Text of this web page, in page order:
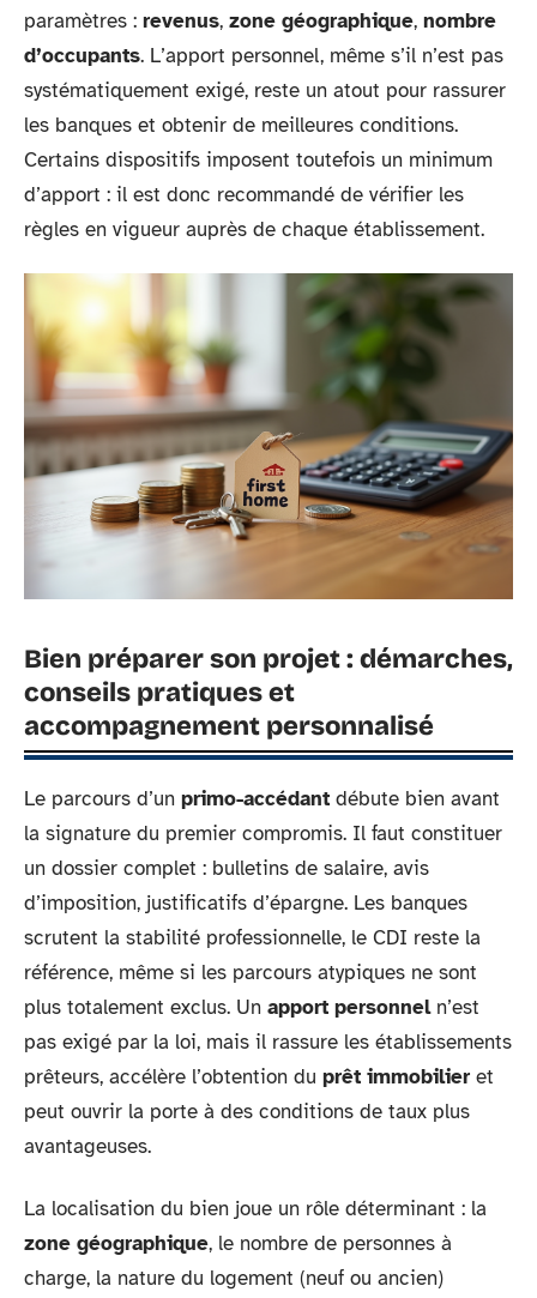
paramètres : revenus, zone géographique, nombre
d’occupants. L’apport personnel, même s’il n’est pas
systématiquement exigé, reste un atout pour rassurer
les banques et obtenir de meilleures conditions.
Certains dispositifs imposent toutefois un minimum
d’apport : il est donc recommandé de vérifier les
règles en vigueur auprès de chaque établissement.
Bien préparer son projet : démarches,
conseils pratiques et
accompagnement personnalisé
Le parcours d’un primo-accédant débute bien avant
la signature du premier compromis. Il faut constituer
un dossier complet : bulletins de salaire, avis
d’imposition, justificatifs d’épargne. Les banques
scrutent la stabilité professionnelle, le CDI reste la
référence, même si les parcours atypiques ne sont
plus totalement exclus. Un apport personneln’est
pas exigé par la loi, mais il rassure les établissements
prêteurs, accélère l’obtention du prêt immobilier et
peut ouvrir la porte à des conditions de taux plus
avantageuses.
La localisation du bien joue un rôle déterminant : la
zone géographique, le nombre de personnes à
charge, la nature du logement (neuf ou ancien)